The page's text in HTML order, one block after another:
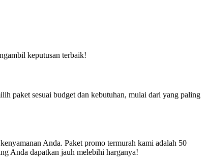
keputusan terbaik!
paket sesuai budget dan kebutuhan, mulai dari yang paling
Anda. Paket promo termurah kami adalah 50
Anda dapatkan jauh melebihi harganya!